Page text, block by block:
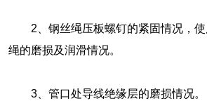
2、钢丝绳压板螺钉的紧固情况，使
绳的磨损及润滑情况。
3、管口处导线绝缘层的磨损情况。